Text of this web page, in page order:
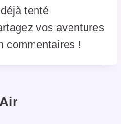
tenté
vos aventures
commentaires !